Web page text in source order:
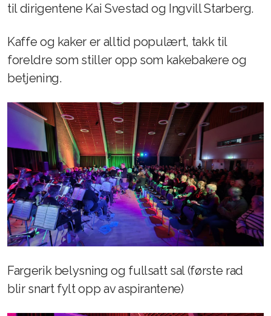
til dirigentene Kai Svestad og Ingvill Starberg.
Kaffe og kaker er alltid populært, takk til
foreldre som stiller opp som kakebakere og
betjening.
Fargerik belysning og fullsatt sal (første rad
blir snart fylt opp av aspirantene)